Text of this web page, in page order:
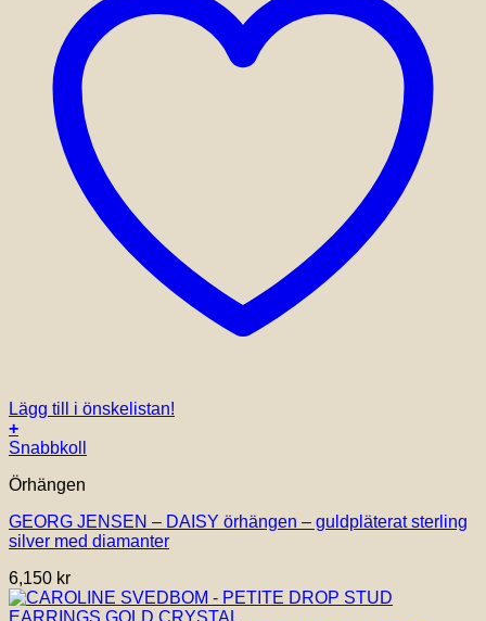
Lägg till i önskelistan!
+
Snabbkoll
Örhängen
GEORG JENSEN – DAISY örhängen – guldpläterat sterling
silver med diamanter
6,150 kr